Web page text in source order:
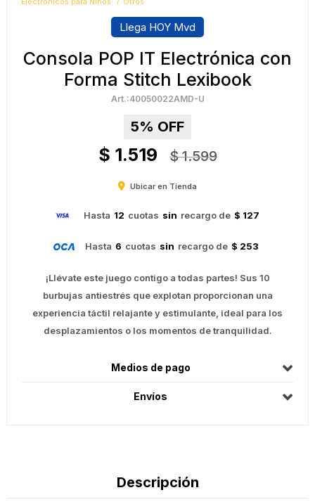
Electrónicos para Niños Otros
Llega HOY Mvd
Consola POP IT Electrónica con
Forma Stitch Lexibook
40050022AMD-U
5
$ 1.519 $ 1.599
Ubicar en Tienda
Hasta 12 cuotas sin recargo de $ 127
Hasta 6 cuotas sin recargo de $ 253
¡Llévate este juego contigo a todas partes! Sus 10
burbujas antiestrés que explotan proporcionan una
experiencia táctil relajante y estimulante, ideal para los
desplazamientos o los momentos de tranquilidad.
Medios de pago
Envíos
Descripción